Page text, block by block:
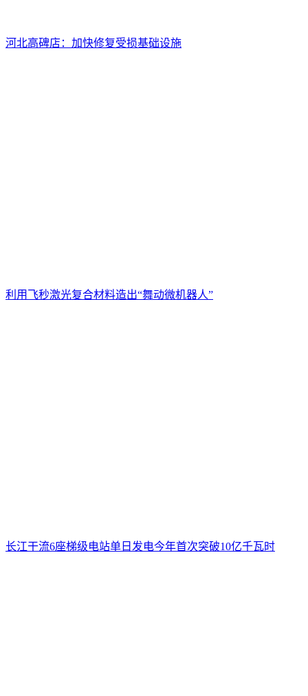
河北高碑店：加快修复受损基础设施
利用飞秒激光复合材料造出“舞动微机器人”
长江干流6座梯级电站单日发电今年首次突破10亿千瓦时